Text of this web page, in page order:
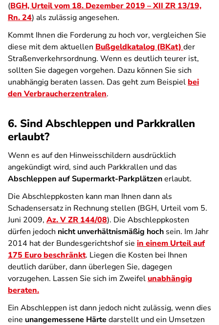
(BGH, Urteil vom 18. Dezember 2019 – XII ZR 13/19,
Rn. 24) als zulässig angesehen.
Kommt Ihnen die Forderung zu hoch vor, vergleichen Sie
diese mit dem aktuellen Bußgeldkatalog (BKat) der
Straßenverkehrsordnung. Wenn es deutlich teurer ist,
sollten Sie dagegen vorgehen. Dazu können Sie sich
unabhängig beraten lassen. Das geht zum Beispiel bei
den Verbraucherzentralen.
6. Sind Abschleppen und Parkkrallen
erlaubt?
Wenn es auf den Hinweisschildern ausdrücklich
angekündigt wird, sind auch Parkkrallen und das
Abschleppen auf Supermarkt-Parkplätzenerlaubt.
Die Abschleppkosten kann man Ihnen dann als
Schadensersatz in Rechnung stellen (BGH, Urteil vom 5.
Juni 2009, Az. V ZR 144/08). Die Abschleppkosten
dürfen jedoch nicht unverhältnismäßig hoch sein. Im Jahr
2014 hat der Bundesgerichtshof sie in einem Urteil auf
175 Euro beschränkt. Liegen die Kosten bei Ihnen
deutlich darüber, dann überlegen Sie, dagegen
vorzugehen. Lassen Sie sich im Zweifelunabhängig
beraten.
Ein Abschleppen ist dann jedoch nicht zulässig, wenn dies
eine unangemessene Härte darstellt und ein Umsetzen